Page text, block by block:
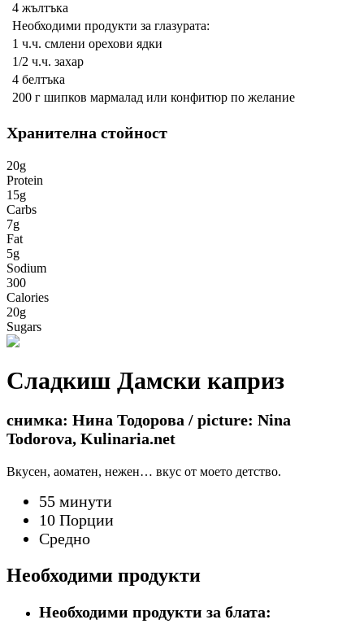
4 жълтъка
Необходими продукти за глазурата:
1 ч.ч. смлени орехови ядки
1/2 ч.ч. захар
4 белтъка
200 г шипков мармалад или конфитюр по желание
Хранителна стойност
20g
Protein
15g
Carbs
7g
Fat
5g
Sodium
300
Calories
20g
Sugars
Сладкиш Дамски каприз
снимка: Нина Тодорова / picture: Nina
Todorova, Kulinaria.net
Вкусен, аоматен, нежен… вкус от моето детство.
55 минути
10 Порции
Средно
Необходими продукти
Необходими продукти за блата: